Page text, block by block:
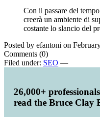
Con il passare del
creerà un ambiente di
costante lo slancio del
Posted by efantoni on
Comments (0)
Filed under: SEO —
26,000+
read the Bruce Clay